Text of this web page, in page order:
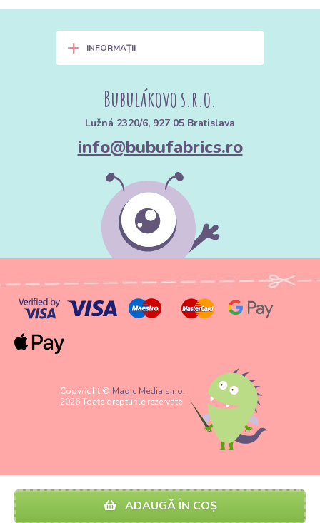
ADAUGĂ ÎN COȘ
+ INFORMAȚII
Bubulákovo s.r.o.
Lužná 2320/6, 927 05 Bratislava
info@bubufabrics.ro
Copyright © Magic Media s.r.o.
2026 Toate drepturile rezervate